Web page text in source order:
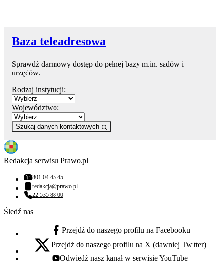
Baza teleadresowa
Sprawdź darmowy dostęp do pełnej bazy m.in. sądów i
urzędów.
Rodzaj instytucji:
Województwo:
Szukaj danych kontaktowych
Redakcja serwisu Prawo.pl
Numer telefonu:
801 04 45 45
Adres email:
redakcja@prawo.pl
Numer telefonu:
22 535 88 00
Śledź nas
facebook - otwiera się w nowej karcie
Przejdź do naszego profilu na Facebooku
x - otwiera się w nowej karcie
Przejdź do naszego profilu na X (dawniej Twitter)
youtube - otwiera się w nowej karcie
Odwiedź nasz kanał w serwisie YouTube